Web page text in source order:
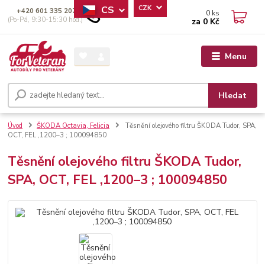
Menu
CS CZK
Hledat
+420 601 335 207
(Po-Pá, 9:30-15:30 hod.)
0 ks
za 0 Kč
Úvod ŠKODA Octavia, Felicia
Těsnění olejového filtru ŠKODA Tudor, SPA,
OCT, FEL ,1200–3 ; 100094850
Těsnění olejového filtru ŠKODA Tudor,
SPA, OCT, FEL ,1200–3 ; 100094850